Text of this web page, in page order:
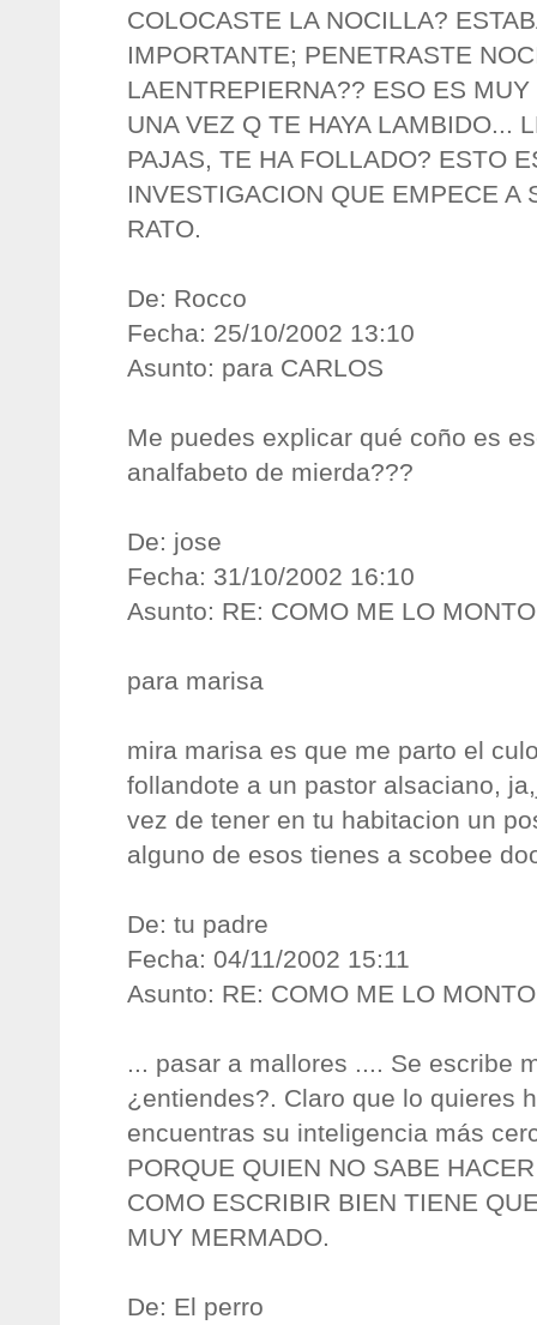
COLOCASTE LA NOCILLA?
IMPORTANTE; PENETRASTE
LAENTREPIERNA?? ESO ES
UNA VEZ Q TE HAYA LAMBIDO...
PAJAS, TE HA FOLLADO? ESTO
INVESTIGACION QUE EMPECE A
RATO.
De: Rocco
Fecha: 25/10/2002 13:10
Asunto: para CARLOS
Me puedes explicar qué coño es
analfabeto de mierda???
De: jose
Fecha: 31/10/2002 16:10
Asunto: RE: COMO ME LO
para marisa
mira marisa es que me parto el
follandote a un pastor alsaciano,
vez de tener en tu habitacion un
alguno de esos tienes a scobee
De: tu padre
Fecha: 04/11/2002 15:11
Asunto: RE: COMO ME LO
... pasar a mallores .... Se escribe
¿entiendes?. Claro que lo quieres
encuentras su inteligencia más
PORQUE QUIEN NO SABE
COMO ESCRIBIR BIEN TIENE
MUY MERMADO.
De: El perro